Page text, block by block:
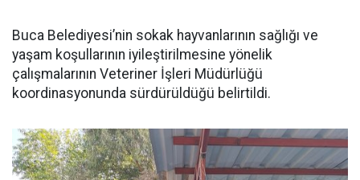
Buca Belediyesi’nin sokak hayvanlarının sağlığı ve
yaşam koşullarının iyileştirilmesine yönelik
çalışmalarının Veteriner İşleri Müdürlüğü
koordinasyonunda sürdürüldüğü belirtildi.